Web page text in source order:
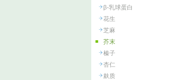
β-乳球蛋白
花生
芝麻
芥末
榛子
杏仁
麸质